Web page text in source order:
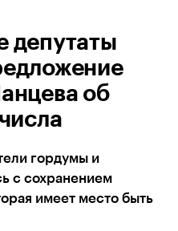
депутаты
об
гордумы и
с сохранением
имеет место быть